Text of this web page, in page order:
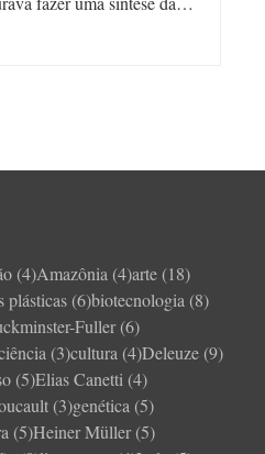
(4)Amazônia (4)arte (18)
plásticas (6)biotecnologia (8)
Fuller(6)
(3)cultura (4)Deleuze (9)
(5)Elias Canetti (4)
(3)genética (5)
(5)Heiner Müller(5)